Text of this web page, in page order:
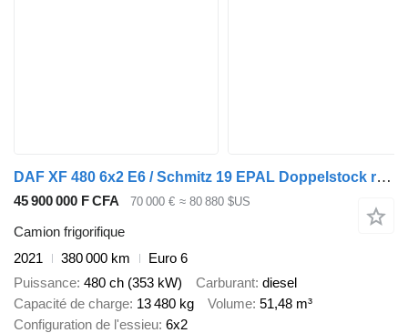
DAF XF 480 6x2 E6 / Schmitz 19 EPAL Doppelstock refrigerator / Carri
45 900 000 F CFA 70 000 € ≈ 80 880 $US
Camion frigorifique
2021
380 000 km
Euro 6
Puissance 480 ch (353 kW) Carburant diesel
Capacité de charge 13 480 kg Volume 51,48 m³
Configuration de l'essieu 6x2